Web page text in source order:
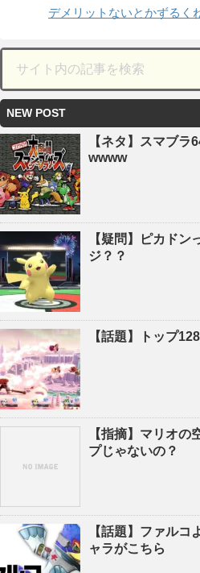
デメリットないとかずるく
NEW POST
【ネタ】スマブラ
wwww
【疑問】ピカドン
ジ？？
【話題】トップ
【指摘】マリオの
プじゃないの？
【話題】ファルコ
ャラがこちら